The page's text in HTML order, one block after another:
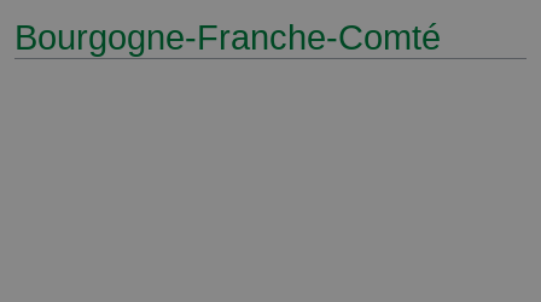
Bourgogne-Franche-Comté